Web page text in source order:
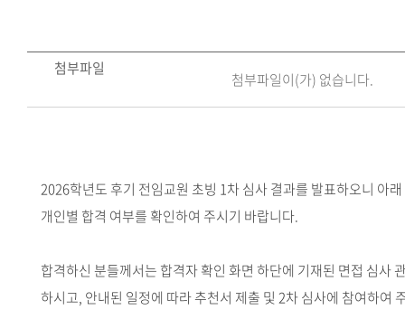
첨부파일
첨부파일이(가) 없습니다.
2026학년도 후기 전임교원 초빙 1차 심사 결과를 발표하오니 아
개인별 합격 여부를 확인하여 주시기 바랍니다.
합격하신 분들께서는 합격자 확인 화면 하단에 기재된 면접 심사
하시고, 안내된 일정에 따라 추천서 제출 및 2차 심사에 참여하여